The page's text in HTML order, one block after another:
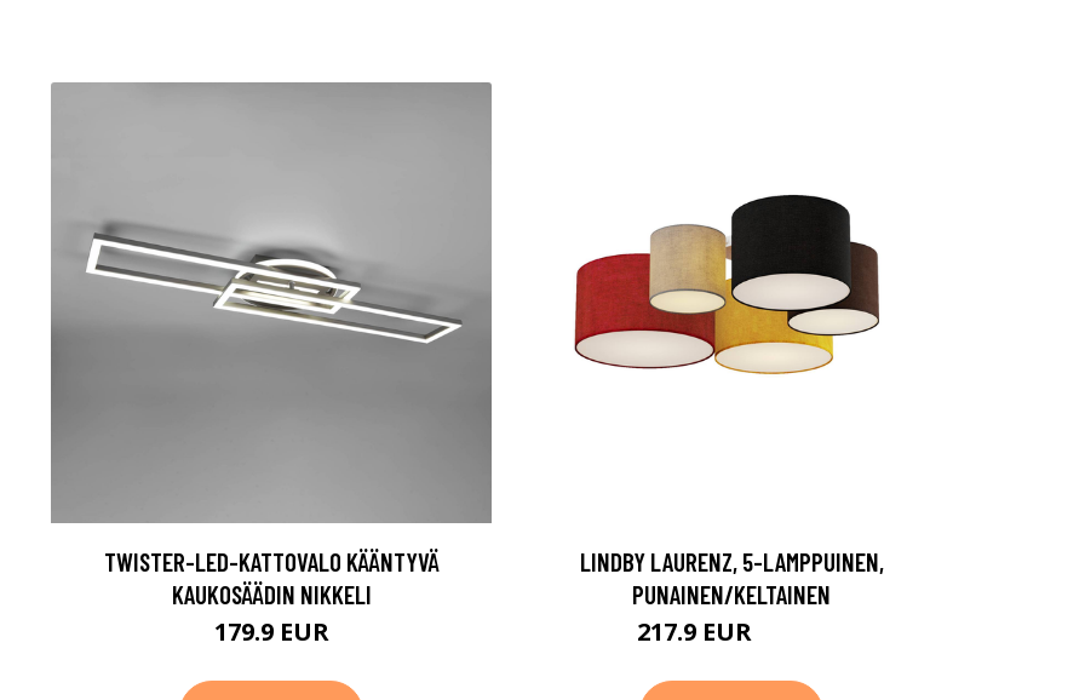
TWISTER-LED-KATTOVALO KÄÄNTYVÄ
KAUKOSÄÄDIN NIKKELI
179.9 EUR
LINDBY LAURENZ, 5-LAMPPUINEN,
PUNAINEN/KELTAINEN
217.9 EUR